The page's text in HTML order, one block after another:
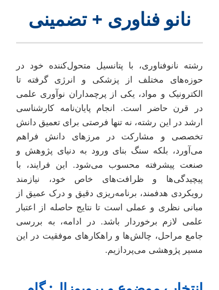
نانو فناوری + تضمینی
نانوفناوری، با پتانسیل متحول‌کننده خود در
مختلف از پزشکی و انرژی گرفته تا
و مواد، یکی از پرچمداران نوآوری علمی
قرن حاضر است. انجام پایان‌نامه کارشناسی
در این رشته، نه تنها فرصتی برای تعمیق دانش
و مشارکت در مرزهای دانش فراهم
بلکه سنگ بنای ورود به دنیای پژوهش و
پیشرفته محسوب می‌شود. این فرایند، با
و ظرافت‌های خاص خود، نیازمند
هدفمند، برنامه‌ریزی دقیق و درک عمیق از
نظری و عملی است تا نتایج حاصله از اعتبار
لازم برخوردار باشد. در ادامه، به بررسی
مراحل، چالش‌ها و راهکارهای موفقیت در این
پژوهشی می‌پردازیم.